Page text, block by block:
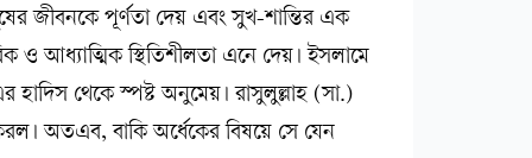
জীবনকে পূর্ণতা দেয় এবং সুখ-শান্তির এক
ও আধ্যাত্মিক স্থিতিশীলতা এনে দেয়। ইসলামে
থেকে স্পষ্ট অনুমেয়। রাসুলুল্লাহ (সা.)
অতএব, বাকি অর্ধেকের বিষয়ে সে যেন